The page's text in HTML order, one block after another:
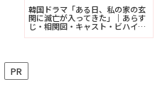
韓国ドラマ「ある日、私の家の玄
関に滅亡が入ってきた」｜あらす
じ・相関図・キャスト・ビハイン
ド・OST
PR